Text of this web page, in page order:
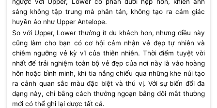
ngược với Upper, Lower có phần dưới hẹp hơn, khiến ánh
sáng không tập trung mà phân tán, không tạo ra cảm giác
huyền ảo như Upper Antelope.
So với Upper, Lower thường ít du khách hơn, nhưng điều này
cũng làm cho bạn có cơ hội cảm nhận vẻ đẹp tự nhiên và
chiêm ngưỡng vẻ kỳ vĩ của thiên nhiên. Thời điểm tuyệt vời
nhất để trải nghiệm toàn bộ vẻ đẹp của nơi này là vào hoàng
hôn hoặc bình minh, khi tia nắng chiếu qua những khe núi tạo
ra cảnh quan sắc màu đặc biệt và thú vị. Với sự biến đổi đa
dạng này, chỉ bằng cách thưởng ngoạn bằng đôi mắt thường
mới có thể ghi lại được tất cả.